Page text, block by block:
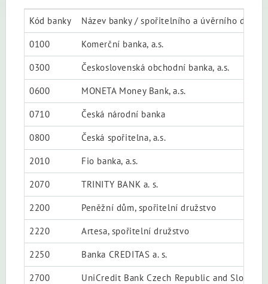
Kód banky Název banky / spořitelního a úvěrního
0100 Komerční banka, a.s.
0300 Československá obchodní banka, a.s.
0600 MONETA Money Bank, a.s.
0710 Česká národní banka
0800 Česká spořitelna, a.s.
2010 Fio banka, a.s.
2070 TRINITY BANK a. s.
2200 Peněžní dům, spořitelní družstvo
2220 Artesa, spořitelní družstvo
2250 Banka CREDITAS a. s.
2700 UniCredit Bank Czech Republic and Slovakia,